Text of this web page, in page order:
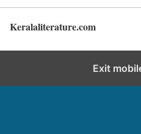
Keralaliterature.com
Exit